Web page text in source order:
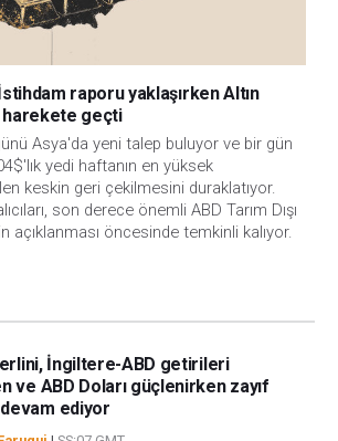
İstihdam raporu yaklaşırken Altın
harekete geçti
Asya'da yeni talep buluyor ve bir gün
yedi haftanın en yüksek
keskin geri çekilmesini duraklatıyor.
son derece önemli ABD Tarım Dışı
açıklanması öncesinde temkinli kalıyor.
İngiltere-ABD getirileri
ve ABD Doları güçlenirken zayıf
ediyor